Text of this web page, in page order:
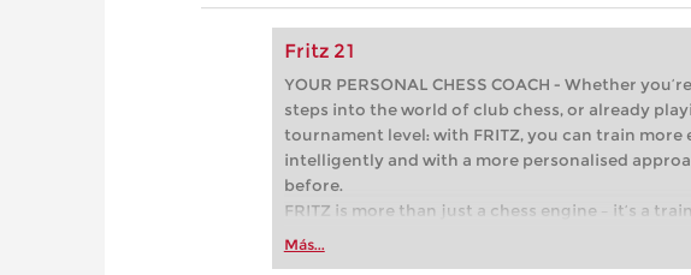
Fritz 21
YOUR PERSONAL CHESS COACH - Whether
steps into the world of club chess, or already
tournament level: with FRITZ, you can train
intelligently and with a more personalised
before.
FRITZ is more than just a chess engine – it’s a
Whether you’re taking your first steps into the
Más...